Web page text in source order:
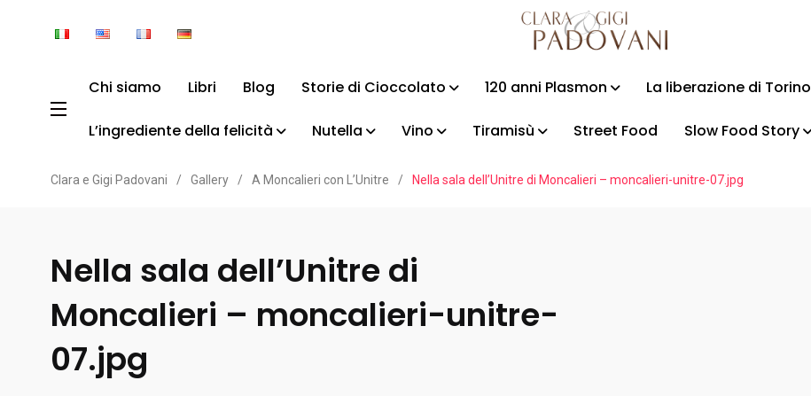
Chi siamo Libri Blog Storie di Cioccolato 120 anni Plasmon La liberazione di Torino
L’ingrediente della felicità Nutella Vino Tiramisù Street Food Slow Food Story
Clara e Gigi Padovani / Gallery / A Moncalieri con L’Unitre / Nella sala dell’Unitre di Moncalieri – moncalieri-unitre-07.jpg
Nella sala dell’Unitre di
Moncalieri – moncalieri-unitre-
07.jpg